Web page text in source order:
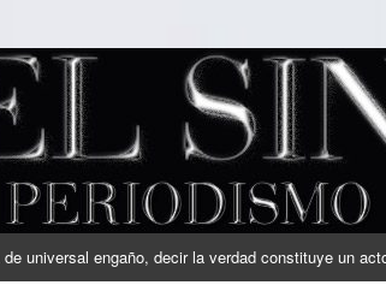
de universal engaño, decir la verdad constituye un